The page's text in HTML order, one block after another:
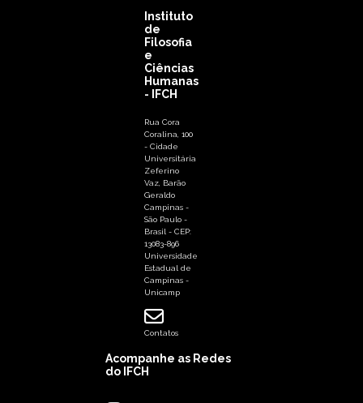
Instituto
de
Filosofia
e
Ciências
Humanas
- IFCH
Rua Cora
Coralina, 100
- Cidade
Universitária
Zeferino
Vaz, Barão
Geraldo
Campinas -
São Paulo -
Brasil - CEP:
13083-896
Universidade
Estadual de
Campinas -
Unicamp
Contatos
Acompanhe as Redes
do IFCH